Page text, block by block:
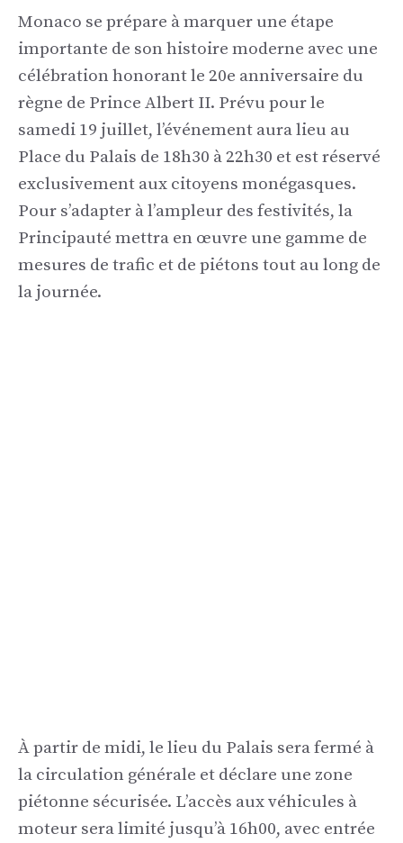
Monaco se prépare à marquer une étape
importante de son histoire moderne avec une
célébration honorant le 20e anniversaire du
règne de Prince Albert II. Prévu pour le
samedi 19 juillet, l’événement aura lieu au
Place du Palais de 18h30 à 22h30 et est réservé
exclusivement aux citoyens monégasques.
Pour s’adapter à l’ampleur des festivités, la
Principauté mettra en œuvre une gamme de
mesures de trafic et de piétons tout au long de
la journée.
À partir de midi, le lieu du Palais sera fermé à
la circulation générale et déclare une zone
piétonne sécurisée. L’accès aux véhicules à
moteur sera limité jusqu’à 16h00, avec entrée